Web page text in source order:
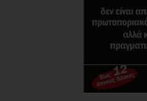
ΟΙΚΟΝΟΜΙΑ
ΑΘΛΗΤΙΣΜΟΣ
ΠΟΛΙΤΙΣΜΟΣ